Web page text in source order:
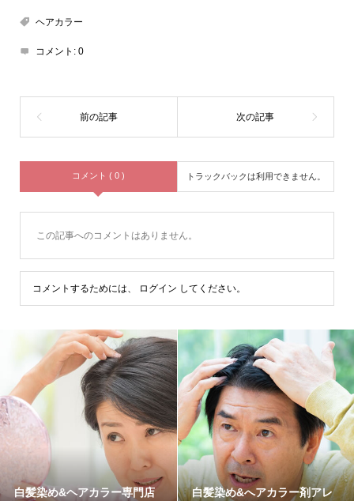
ヘアカラー
コメント: 0
コメント ( 0 ) トラックバックは利用できません。
この記事へのコメントはありません。
コメントするためには、 ログイン してください。
白髪染め&ヘアカラー専門店 白髪染め&へアカラー剤アレ